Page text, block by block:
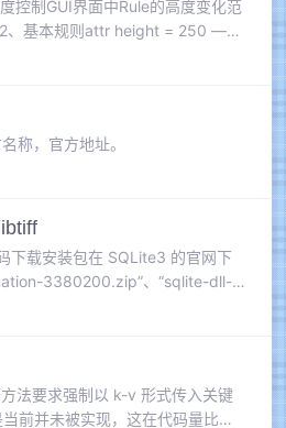
控制GUI界面中Rule的高度变化范
、基本规则attr height = 250 ——
称，官方地址。
载安装包在 SQLite3 的官网下
3380200.zip”、“sqlite-dll-
法要求强制以 k-v 形式传入关键
前并未被实现，这在代码量比较